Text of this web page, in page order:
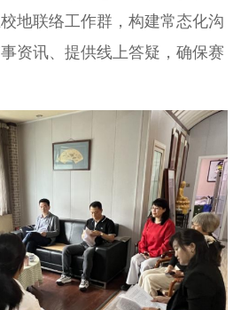
地联络工作群，构建常态化沟
资讯、提供线上答疑，确保赛